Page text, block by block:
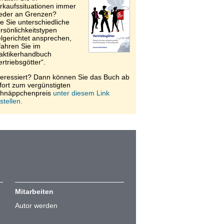
immer
an Grenzen?
Sie unterschiedliche
ansprechen,
Sie im
Dann können Sie das Buch ab
zum vergünstigten
unter diesem Link
Mitarbeiten
Autor werden